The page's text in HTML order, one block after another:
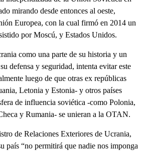
mirando desde entonces al oeste,
Europea, con la cual firmó en 2014 un
por Moscú, y Estados Unidos.
como una parte de su historia y un
defensa y seguridad, intenta evitar este
luego de que otras ex repúblicas
Letonia y Estonia- y otros países
de influencia soviética -como Polonia,
y Rumania- se unieran a la OTAN.
de Relaciones Exteriores de Ucrania,
país “no permitirá que nadie nos imponga